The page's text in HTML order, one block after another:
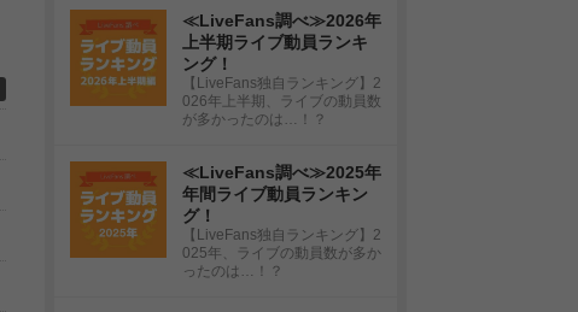
≪LiveFans調べ≫2026年
上半期ライブ動員ランキ
ング！
【LiveFans独自ランキング】2
026年上半期、ライブの動員数
が多かったのは…！？
≪LiveFans調べ≫2025年
年間ライブ動員ランキン
グ！
【LiveFans独自ランキング】2
025年、ライブの動員数が多か
ったのは…！？